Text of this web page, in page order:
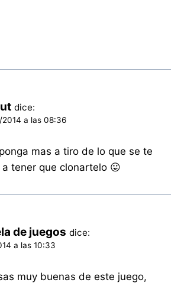
dice:
a las 08:36
mas a tiro de lo que se te
tener que clonartelo 😛
de juegos dice:
a las 10:33
muy buenas de este juego,